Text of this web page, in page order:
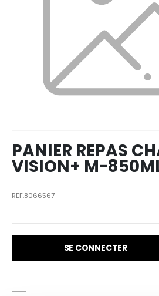
images
gallery
PANIER REPAS
VISION+ M-
REF.8066567
SE CONNECTER